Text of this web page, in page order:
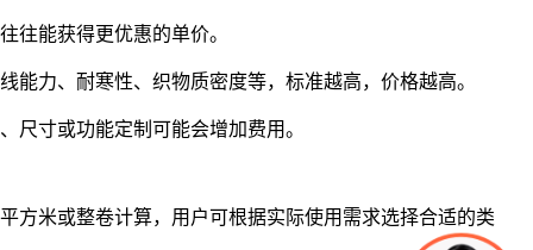
往能获得更优惠的单价。
能力、耐寒性、织物质密度等，标准越高，价格越高。
尺寸或功能定制可能会增加费用。
方米或整卷计算，用户可根据实际使用需求选择合适的类